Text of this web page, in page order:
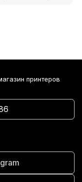
принтеров